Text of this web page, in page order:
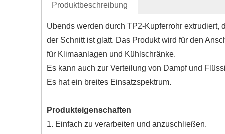
Produktbeschreibung
Ubends werden durch TP2-Kupferrohr
der Schnitt ist glatt. Das Produkt wird für den
für Klimaanlagen und Kühlschränke.
Es kann auch zur Verteilung von Dampf und
Es hat ein breites Einsatzspektrum.
Produkteigenschaften
1. Einfach zu verarbeiten und anzuschließen.